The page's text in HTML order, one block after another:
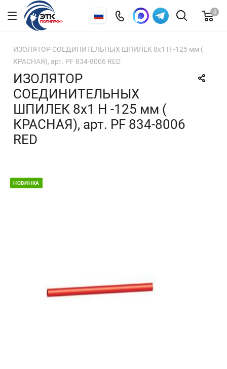
0
ИЗОЛЯТОР СОЕДИНИТЕЛЬНЫХ ШПИЛЕК 8х1 Н -125 мм (
КРАСНАЯ), арт. PF 834-8006 RED
ИЗОЛЯТОР
СОЕДИНИТЕЛЬНЫХ
ШПИЛЕК 8х1 Н -125 мм (
КРАСНАЯ), арт. PF 834-8006
RED
НОВИНКА